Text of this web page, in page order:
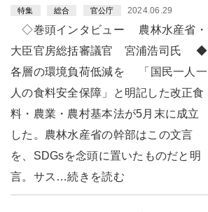
特集 総合 官公庁 2024.06.29
◇巻頭インタビュー 農林水産省・
大臣官房総括審議官 宮浦浩司氏 ◆
各層の環境負荷低減を 「国民一人一
人の食料安全保障」と明記した改正食
料・農業・農村基本法が5月末に成立
した。農林水産省の幹部はこの文言
を、SDGsを念頭に置いたものだと明
言。サス…続きを読む